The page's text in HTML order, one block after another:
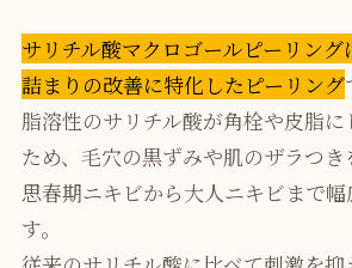
サリチル酸マクロゴールピーリン
詰まりの改善に特化したピーリング
脂溶性のサリチル酸が角栓や皮脂
ため、毛穴の黒ずみや肌のザラつき
思春期ニキビから大人ニキビまで
す。